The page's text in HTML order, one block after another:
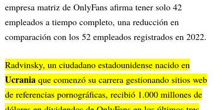
empresa matriz de OnlyFans afirma tener solo 42
empleados a tiempo completo, una reducción en
comparación con los 52 empleados registrados en 2022.
Radvinsky, un ciudadano estadounidense nacido en
Ucrania que comenzó su carrera gestionando sitios web
de referencias pornográficas, recibió 1.000 millones de